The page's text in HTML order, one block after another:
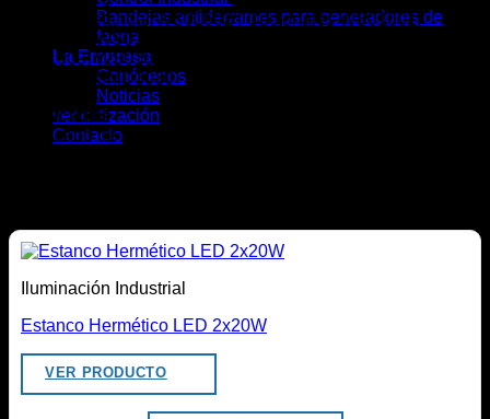
Bandejas antiderrames para generadores de
faena
La Empresa
Conócenos
Noticias
ver cotización
Contacto
Ópticas : Estándar WS01602 | Opcionales WS01601,
WS01603, WS01604, WS01605, WS01606, WS01607,
WS01609, WS01610, WS01611, WS01613.
Tipo LED : SMD3030
Certificados
Certificado de seguridad eléctrica
Iluminación Industrial
Estanco Hermético LED 2x20W
VER PRODUCTO